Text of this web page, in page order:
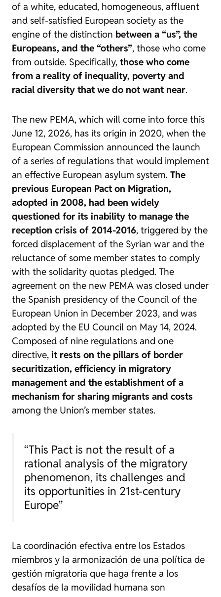
of a white, educated, homogeneous, affluent
and self-satisfied European society as the
engine of the distinction between a “us”, the
Europeans, and the “others”, those who come
from outside. Specifically, those who come
from a reality of inequality, poverty and
racial diversity that we do not want near.
The new PEMA, which will come into force this
June 12, 2026, has its origin in 2020, when the
European Commission announced the launch
of a series of regulations that would implement
an effective European asylum system. The
previous European Pact on Migration,
adopted in 2008, had been widely
questioned for its inability to manage the
reception crisis of 2014-2016, triggered by the
forced displacement of the Syrian war and the
reluctance of some member states to comply
with the solidarity quotas pledged. The
agreement on the new PEMA was closed under
the Spanish presidency of the Council of the
European Union in December 2023, and was
adopted by the EU Council on May 14, 2024.
Composed of nine regulations and one
directive, it rests on the pillars of border
securitization, efficiency in migratory
management and the establishment of a
mechanism for sharing migrants and costs
among the Union’s member states.
“This Pact is not the result of a
rational analysis of the migratory
phenomenon, its challenges and
its opportunities in 21st-century
Europe”
La coordinación efectiva entre los Estados
miembros y la armonización de una política de
gestión migratoria que haga frente a los
desafíos de la movilidad humana son